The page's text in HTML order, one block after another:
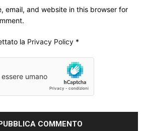
email, and website in this browser for
la Privacy Policy *